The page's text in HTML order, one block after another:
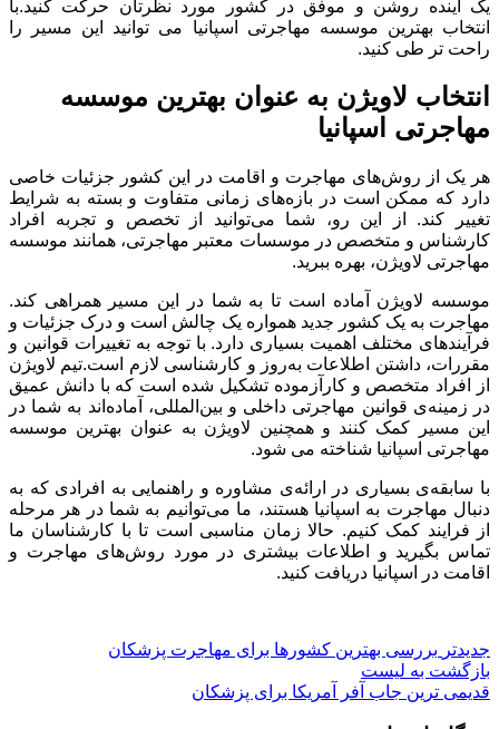
یک آینده روشن و موفق در کشور مورد نظرتان حرکت کنید.با
انتخاب بهترین موسسه مهاجرتی اسپانیا می توانید این مسیر را
راحت تر طی کنید.
انتخاب لاویژن به عنوان بهترین موسسه
مهاجرتی اسپانیا
هر یک از روش‌های مهاجرت و اقامت در این کشور جزئیات خاصی
دارد که ممکن است در بازه‌های زمانی متفاوت و بسته به شرایط
تغییر کند. از این رو، شما می‌توانید از تخصص و تجربه افراد
کارشناس و متخصص در موسسات معتبر مهاجرتی، همانند موسسه
مهاجرتی لاویژن، بهره ببرید.
موسسه لاویژن آماده است تا به شما در این مسیر همراهی کند.
مهاجرت به یک کشور جدید همواره یک چالش است و درک جزئیات و
فرآیندهای مختلف اهمیت بسیاری دارد. با توجه به تغییرات قوانین و
مقررات، داشتن اطلاعات به‌روز و کارشناسی لازم است.تیم لاویژن
از افراد متخصص و کارآزموده تشکیل شده است که با دانش عمیق
در زمینه‌ی قوانین مهاجرتی داخلی و بین‌المللی، آماده‌اند به شما در
این مسیر کمک کنند و همچنین لاویژن به عنوان بهترین موسسه
مهاجرتی اسپانیا شناخته می شود.
با سابقه‌ی بسیاری در ارائه‌ی مشاوره و راهنمایی به افرادی که به
دنبال مهاجرت به اسپانیا هستند، ما می‌توانیم به شما در هر مرحله
از فرایند کمک کنیم. حالا زمان مناسبی است تا با کارشناسان ما
تماس بگیرید و اطلاعات بیشتری در مورد روش‌های مهاجرت و
اقامت در اسپانیا دریافت کنید.
جدیدتر بررسی بهترین کشورها برای مهاجرت پزشکان
بازگشت به لیست
قدیمی ترین جاب آفر آمریکا برای پزشکان